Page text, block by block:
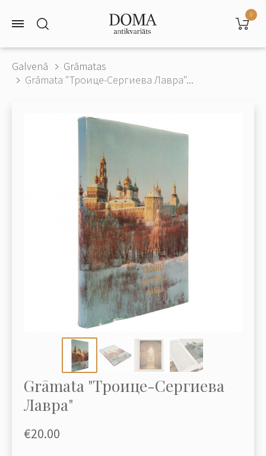
0
Galvenā
Grāmatas
Grāmata "Троице-Сергиева Лавра"...
Grāmata "Троице-Сергиева
Лавра"
€20.00